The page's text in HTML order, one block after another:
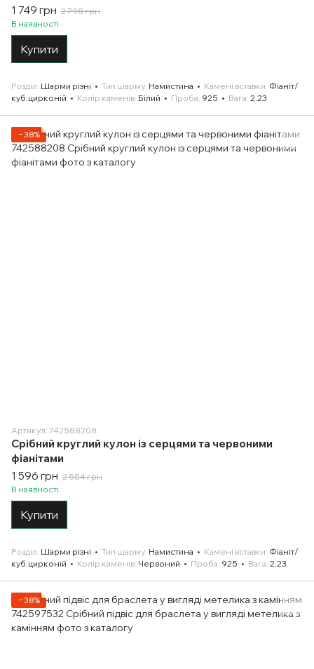
1 749 грн 2 798 грн
В наявності
Купити
Розділ Шарми різні Тип шарму Намистина Камені вставки Фіаніт/
куб.цирконій
Колір каменів Білий Проба 925 Вага 2.23
−38%
Артикул: 742588208
Срібний круглий кулон із серцями та червоними
фіанітами
1 596 грн 2 554 грн
В наявності
Купити
Розділ Шарми різні Тип шарму Намистина Камені вставки Фіаніт/
куб.цирконій
Колір каменів Червоний Проба 925 Вага 2.23
−38%